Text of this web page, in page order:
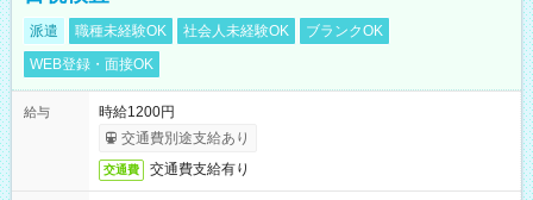
派遣 職種未経験OK 社会人未経験OK
ブランクOK
WEB登録・面接OK
給与
時給1200円
交通費別途支給あり
交通費 交通費支給有り